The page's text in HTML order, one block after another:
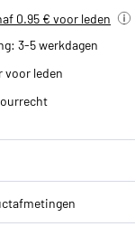
0.95 € voor leden
3-5 werkdagen
voor leden